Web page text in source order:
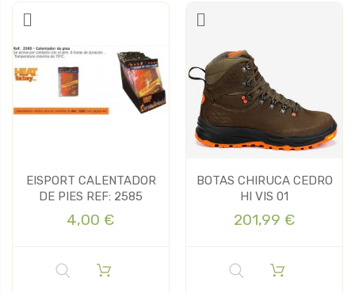
EISPORT CALENTADOR
DE PIES REF: 2585
4,00 €
BOTAS CHIRUCA CEDRO
HI VIS 01
201,99 €